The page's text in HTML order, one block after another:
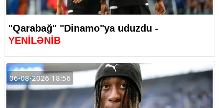
"Qarabağ" "Dinamo"ya uduzdu -
YENİLƏNİB
06-08-2026 18:56